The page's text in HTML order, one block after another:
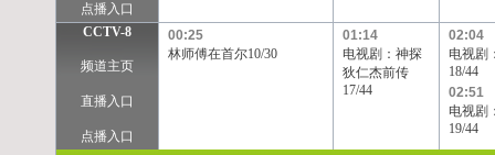
点播入口
CCTV-8
频道主页
直播入口
点播入口
00:25
林师傅在首尔10/30
01:14
电视剧：神探
狄仁杰前传
17/44
02:04
电视剧
18/44
02:51
电视剧
19/44